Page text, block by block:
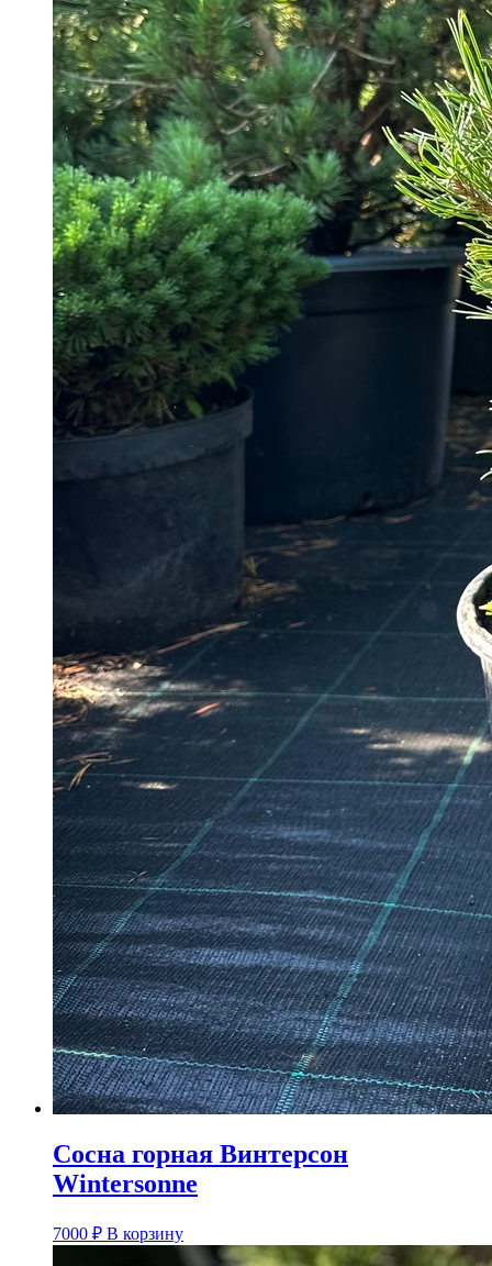
Сосна горная Винтерсон
Wintersonne
7000 ₽ В корзину